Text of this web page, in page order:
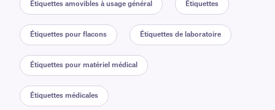
Étiquettes amovibles à usage général Étiquettes
Étiquettes pour flacons Étiquettes de laboratoire
Étiquettes pour matériel médical
Étiquettes médicales